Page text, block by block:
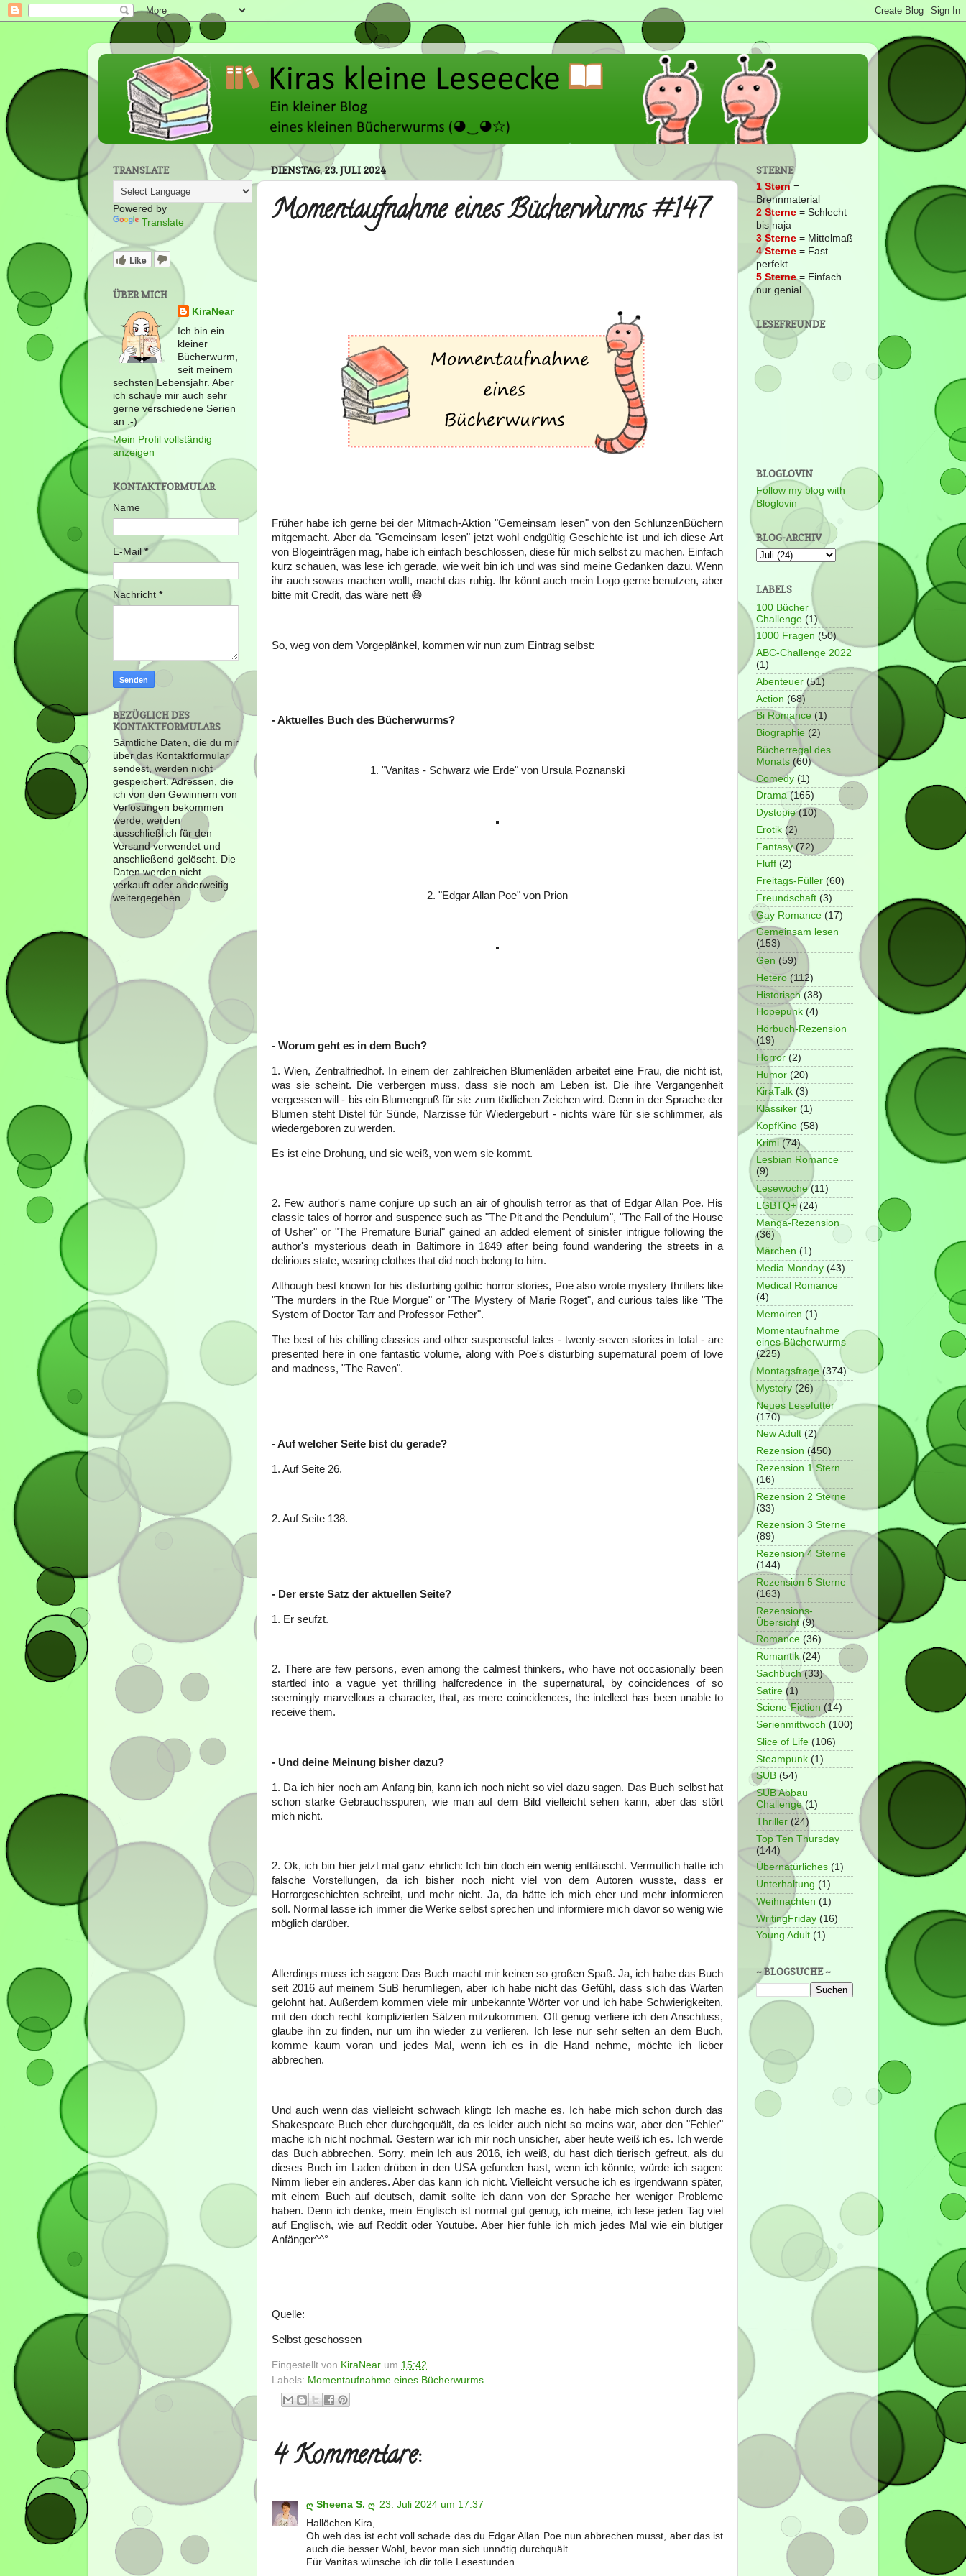
DIENSTAG, 23. JULI 2024
Momentaufnahme eines Bücherwurms #147
Früher habe ich gerne bei der Mitmach-Aktion "Gemeinsam lesen" von den SchlunzenBüchern
mitgemacht. Aber da "Gemeinsam lesen" jetzt wohl endgültig Geschichte ist und ich diese Art
von Blogeinträgen mag, habe ich einfach beschlossen, diese für mich selbst zu machen. Einfach
kurz schauen, was lese ich gerade, wie weit bin ich und was sind meine Gedanken dazu. Wenn
ihr auch sowas machen wollt, macht das ruhig. Ihr könnt auch mein Logo gerne benutzen, aber
bitte mit Credit, das wäre nett 😅
So, weg von dem Vorgeplänkel, kommen wir nun zum Eintrag selbst:
- Aktuelles Buch des Bücherwurms?
1. "Vanitas - Schwarz wie Erde" von Ursula Poznanski
2. "Edgar Allan Poe" von Prion
- Worum geht es in dem Buch?
1. Wien, Zentralfriedhof. In einem der zahlreichen Blumenläden arbeitet eine Frau, die nicht ist,
was sie scheint. Die verbergen muss, dass sie noch am Leben ist. Die ihre Vergangenheit
vergessen will - bis ein Blumengruß für sie zum tödlichen Zeichen wird. Denn in der Sprache der
Blumen steht Distel für Sünde, Narzisse für Wiedergeburt - nichts wäre für sie schlimmer, als
wiedergeboren zu werden.
Es ist eine Drohung, und sie weiß, von wem sie kommt.
2. Few author's name conjure up such an air of ghoulish terror as that of Edgar Allan Poe. His
classic tales of horror and suspence such as "The Pit and the Pendulum", "The Fall of the House
of Usher" or "The Premature Burial" gained an added element of sinister intrigue following the
author's mysterious death in Baltimore in 1849 after being found wandering the streets in a
delirious state, wearing clothes that did noch belong to him.
Although best known for his disturbing gothic horror stories, Poe also wrote mystery thrillers like
"The murders in the Rue Morgue" or "The Mystery of Marie Roget", and curious tales like "The
System of Doctor Tarr and Professor Fether".
The best of his chilling classics and other suspenseful tales - twenty-seven stories in total - are
presented here in one fantastic volume, along with Poe's disturbing supernatural poem of love
and madness, "The Raven".
- Auf welcher Seite bist du gerade?
1. Auf Seite 26.
2. Auf Seite 138.
- Der erste Satz der aktuellen Seite?
1. Er seufzt.
2. There are few persons, even among the calmest thinkers, who have not occasionally been
startled into a vague yet thrilling halfcredence in the supernatural, by coincidences of so
seemingly marvellous a character, that, as mere coincidences, the intellect has been unable to
receive them.
- Und deine Meinung bisher dazu?
1. Da ich hier noch am Anfang bin, kann ich noch nicht so viel dazu sagen. Das Buch selbst hat
schon starke Gebrauchsspuren, wie man auf dem Bild vielleicht sehen kann, aber das stört
mich nicht.
2. Ok, ich bin hier jetzt mal ganz ehrlich: Ich bin doch ein wenig enttäuscht. Vermutlich hatte ich
falsche Vorstellungen, da ich bisher noch nicht viel von dem Autoren wusste, dass er
Horrorgeschichten schreibt, und mehr nicht. Ja, da hätte ich mich eher und mehr informieren
soll. Normal lasse ich immer die Werke selbst sprechen und informiere mich davor so wenig wie
möglich darüber.
Allerdings muss ich sagen: Das Buch macht mir keinen so großen Spaß. Ja, ich habe das Buch
seit 2016 auf meinem SuB herumliegen, aber ich habe nicht das Gefühl, dass sich das Warten
gelohnt hat. Außerdem kommen viele mir unbekannte Wörter vor und ich habe Schwierigkeiten,
mit den doch recht komplizierten Sätzen mitzukommen. Oft genug verliere ich den Anschluss,
glaube ihn zu finden, nur um ihn wieder zu verlieren. Ich lese nur sehr selten an dem Buch,
komme kaum voran und jedes Mal, wenn ich es in die Hand nehme, möchte ich lieber
abbrechen.
Und auch wenn das vielleicht schwach klingt: Ich mache es. Ich habe mich schon durch das
Shakespeare Buch eher durchgequält, da es leider auch nicht so meins war, aber den "Fehler"
mache ich nicht nochmal. Gestern war ich mir noch unsicher, aber heute weiß ich es. Ich werde
das Buch abbrechen. Sorry, mein Ich aus 2016, ich weiß, du hast dich tierisch gefreut, als du
dieses Buch im Laden drüben in den USA gefunden hast, wenn ich könnte, würde ich sagen:
Nimm lieber ein anderes. Aber das kann ich nicht. Vielleicht versuche ich es irgendwann später,
mit einem Buch auf deutsch, damit sollte ich dann von der Sprache her weniger Probleme
haben. Denn ich denke, mein Englisch ist normal gut genug, ich meine, ich lese jeden Tag viel
auf Englisch, wie auf Reddit oder Youtube. Aber hier fühle ich mich jedes Mal wie ein blutiger
Anfänger^^°
Quelle:
Selbst geschossen
Eingestellt von KiraNear um 15:42
Labels: Momentaufnahme eines Bücherwurms
4 Kommentare:
ღ Sheena S. ღ 23. Juli 2024 um 17:37
Hallöchen Kira,
Oh weh das ist echt voll schade das du Edgar Allan Poe nun abbrechen musst, aber das ist
auch die besser Wohl, bevor man sich unnötig durchquält.
Für Vanitas wünsche ich dir tolle Lesestunden.
TRANSLATE
Powered by
Translate
Like
ÜBER MICH
KiraNear
Ich bin ein
kleiner
Bücherwurm,
seit meinem
sechsten Lebensjahr. Aber
ich schaue mir auch sehr
gerne verschiedene Serien
an :-)
Mein Profil vollständig
anzeigen
KONTAKTFORMULAR
Name
E-Mail *
Nachricht *
BEZÜGLICH DES
KONTAKTFORMULARS
Sämtliche Daten, die du mir
über das Kontaktformular
sendest, werden nicht
gespeichert. Adressen, die
ich von den Gewinnern von
Verlosungen bekommen
werde, werden
ausschließlich für den
Versand verwendet und
anschließend gelöscht. Die
Daten werden nicht
verkauft oder anderweitig
weitergegeben.
STERNE
1 Stern =
Brennmaterial
2 Sterne = Schlecht
bis naja
3 Sterne = Mittelmaß
4 Sterne = Fast
perfekt
5 Sterne= Einfach
nur genial
LESEFREUNDE
BLOGLOVIN
Follow my blog with
Bloglovin
BLOG-ARCHIV
LABELS
100 Bücher
Challenge (1)
1000 Fragen (50)
ABC-Challenge 2022
(1)
Abenteuer (51)
Action (68)
Bi Romance (1)
Biographie (2)
Bücherregal des
Monats (60)
Comedy (1)
Drama (165)
Dystopie (10)
Erotik (2)
Fantasy (72)
Fluff (2)
Freitags-Füller (60)
Freundschaft (3)
Gay Romance (17)
Gemeinsam lesen
(153)
Gen (59)
Hetero (112)
Historisch (38)
Hopepunk (4)
Hörbuch-Rezension
(19)
Horror (2)
Humor (20)
KiraTalk (3)
Klassiker (1)
KopfKino (58)
Krimi (74)
Lesbian Romance
(9)
Lesewoche (11)
LGBTQ+ (24)
Manga-Rezension
(36)
Märchen (1)
Media Monday (43)
Medical Romance
(4)
Memoiren (1)
Momentaufnahme
eines Bücherwurms
(225)
Montagsfrage (374)
Mystery (26)
Neues Lesefutter
(170)
New Adult (2)
Rezension (450)
Rezension 1 Stern
(16)
Rezension 2 Sterne
(33)
Rezension 3 Sterne
(89)
Rezension 4 Sterne
(144)
Rezension 5 Sterne
(163)
Rezensions-
Übersicht (9)
Romance (36)
Romantik (24)
Sachbuch (33)
Satire (1)
Sciene-Fiction (14)
Serienmittwoch (100)
Slice of Life (106)
Steampunk (1)
SUB (54)
SUB Abbau
Challenge (1)
Thriller (24)
Top Ten Thursday
(144)
Übernatürliches (1)
Unterhaltung (1)
Weihnachten (1)
WritingFriday (16)
Young Adult (1)
~ BLOGSUCHE ~